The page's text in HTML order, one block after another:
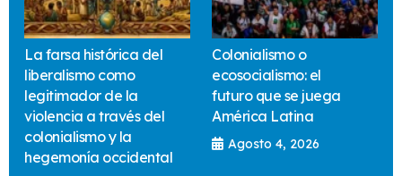
La farsa histórica del
liberalismo como
legitimador de la
violencia a través del
colonialismo y la
hegemonía occidental
Colonialismo o
ecosocialismo: el
futuro que se juega
América Latina
Agosto 4, 2026